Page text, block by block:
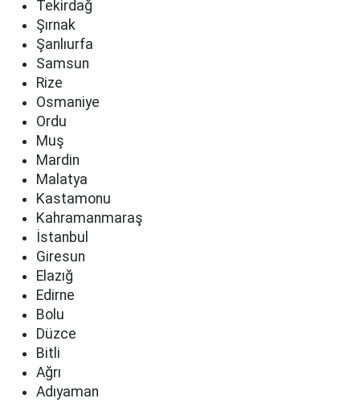
Tekirdağ
Şırnak
Şanlıurfa
Samsun
Rize
Osmaniye
Ordu
Muş
Mardin
Malatya
Kastamonu
Kahramanmaraş
İstanbul
Giresun
Elazığ
Edirne
Bolu
Düzce
Bitli
Ağrı
Adıyaman